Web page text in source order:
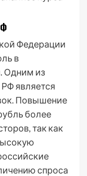
Федерации
в
Одним из
является
Повышение
более
так как
спроса